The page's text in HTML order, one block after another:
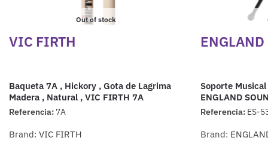
Out of stock
VIC FIRTH
Baqueta 7A , Hickory , Gota de Lagrima
Madera , Natural , VIC FIRTH 7A
Referencia: 7A
Brand: VIC FIRTH
Soporte
ENGLAND
Referencia: ES-
Brand: